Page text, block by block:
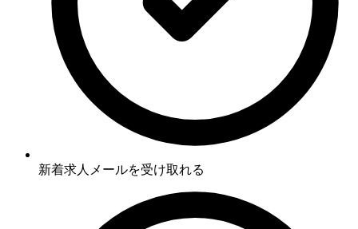
新着求人メールを受け取れる